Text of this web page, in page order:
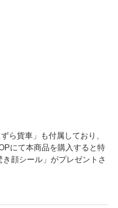
ら貨車」も付属しており、
にて本商品を購入すると特
顔シール」がプレゼントさ